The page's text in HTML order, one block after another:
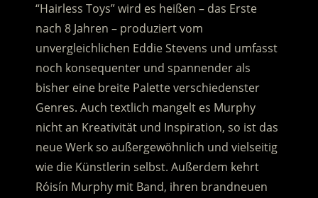
“Hairless Toys” wird es heißen – das Erste
nach 8 Jahren – produziert vom
unvergleichlichen Eddie Stevens und umfasst
noch konsequenter und spannender als
bisher eine breite Palette verschiedenster
Genres. Auch textlich mangelt es Murphy
nicht an Kreativität und Inspiration, so ist das
neue Werk so außergewöhnlich und vielseitig
wie die Künstlerin selbst. Außerdem kehrt
Róisín Murphy mit Band, ihren brandneuen